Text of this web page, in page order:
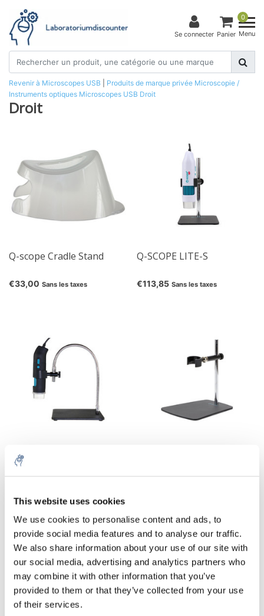
This website uses cookies
We use cookies to personalise content and ads, to
provide social media features and to analyse our traffic.
We also share information about your use of our site with
our social media, advertising and analytics partners who
may combine it with other information that you’ve
provided to them or that they’ve collected from your use
of their services.
Se connecter
0
Panier Menu
Revenir à Microscopes USB Produits de marque privée Microscopie /
Instruments optiques Microscopes USB Droit
Droit
Q-scope Cradle Stand
€33,00 Sans les taxes
Q-SCOPE LITE-S
€113,85 Sans les taxes
€50,60 Sans les taxes €56,93 Sans les taxes